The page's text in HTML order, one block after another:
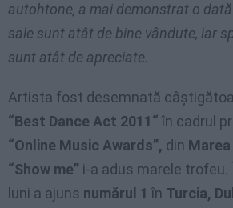
autohtone, a mai demonstrat o
sale sunt atât de bine vândute, iar
sunt atât de apreciate.
Artista fost desemnată
“Best Dance Act 2011“ în cadrul
“Online Music Awards”, din
“Show me” i-a adus marele
luni a ajuns numărul 1 în Turcia,